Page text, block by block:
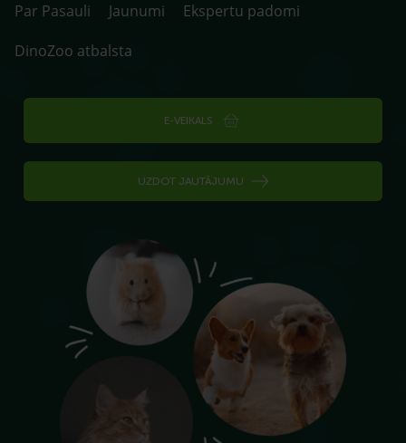
Par Pasauli
Jaunumi
Ekspertu padomi
DinoZoo atbalsta
E-VEIKALS
UZDOT JAUTĀJUMU